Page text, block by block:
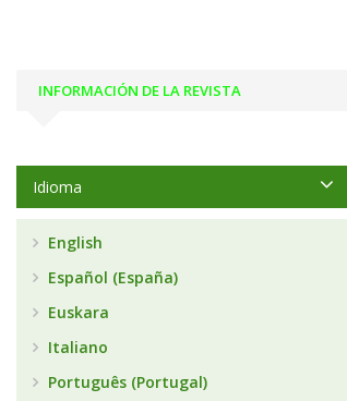
INFORMACIÓN DE LA REVISTA
Idioma
English
Español (España)
Euskara
Italiano
Português (Portugal)